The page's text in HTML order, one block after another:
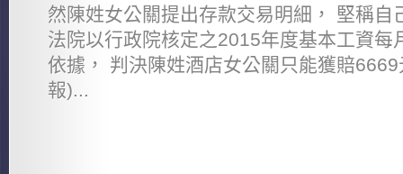
然陳姓女公關提出存款交易明細， 堅稱自
法院以行政院核定之2015年度基本工資每
依據， 判決陳姓酒店女公關只能獲賠
報)...